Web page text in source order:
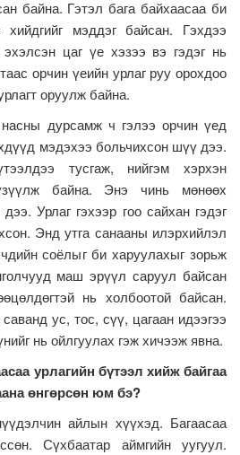
байна. Гэтэл бага байхаасаа би
мэддэг байсан. Гэхдээ
цаг үе хэзээ вэ гэдэг нь
орчин үеийн урлаг руу орохдоо
оруулж байна.
дурсамж ч гэлээ орчин үед
мэдэхээ больчихсон шүү дээ.
тусгаж, нийгэм хэрхэн
байна. Энэ чинь мөнөөх
Урлаг гэхээр гоо сайхан гэдэг
Энд утга санааны илэрхийлэл
соёлыг би харуулахыг зорьж
маш эрүүл саруул байсан
нь холбоотой байсан.
ус, тос, сүү, цагаан идээгээ
нь ойлгуулах гэж хичээж явна.
урлагийн бүтээл хийж байгаа
өнгөрсөн юм бэ?
айлын хүүхэд. Багаасаа
Сүхбаатар аймгийн уугуул.